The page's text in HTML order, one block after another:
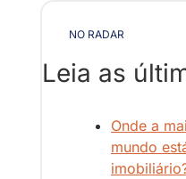
NO RADAR
Leia as
Onde a
mundo